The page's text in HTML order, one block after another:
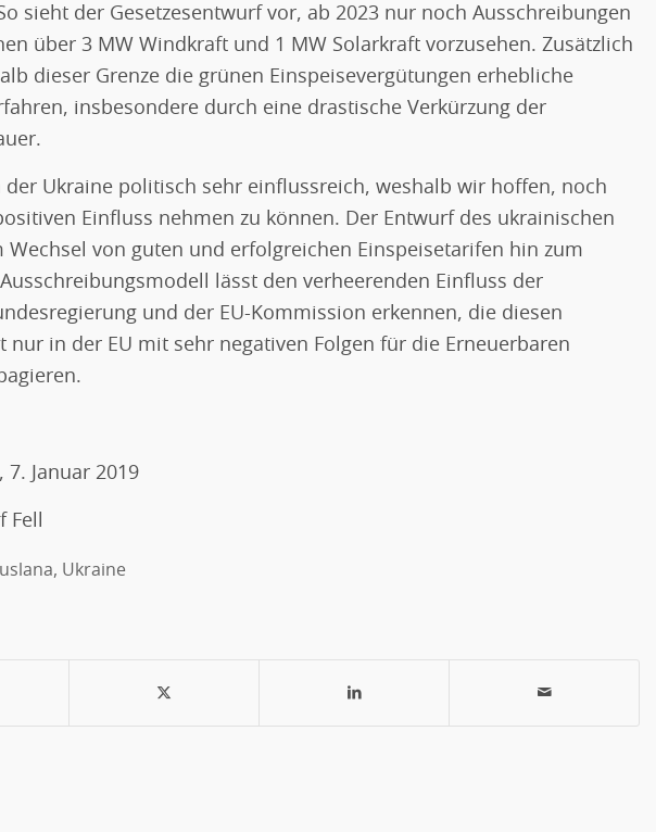
sieht der Gesetzesentwurf vor, ab 2023 nur noch Ausschreibungen
über 3 MW Windkraft und 1 MW Solarkraft vorzusehen. Zusätzlich
dieser Grenze die grünen Einspeisevergütungen erhebliche
insbesondere durch eine drastische Verkürzung der
der Ukraine politisch sehr einflussreich, weshalb wir hoffen, noch
Einfluss nehmen zu können. Der Entwurf des ukrainischen
Wechsel von guten und erfolgreichen Einspeisetarifen hin zum
lässt den verheerenden Einfluss der
und der EU-Kommission erkennen, die diesen
nur in der EU mit sehr negativen Folgen für die Erneuerbaren
7. Januar 2019
Fell
, Ukraine